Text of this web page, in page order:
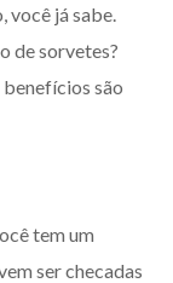
você já sabe.
de sorvetes?
benefícios são
tem um
ser checadas